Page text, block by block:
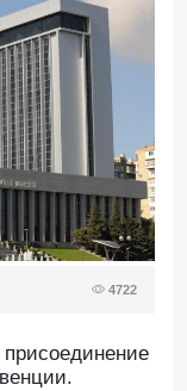
4722